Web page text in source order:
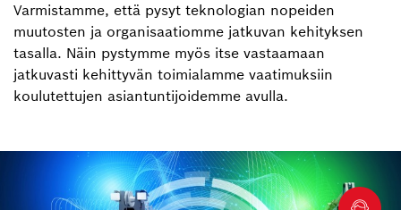
Varmistamme, että pysyt teknologian nopeiden
muutosten ja organisaatiomme jatkuvan kehityksen
tasalla. Näin pystymme myös itse vastaamaan
jatkuvasti kehittyvän toimialamme vaatimuksiin
koulutettujen asiantuntijoidemme avulla.